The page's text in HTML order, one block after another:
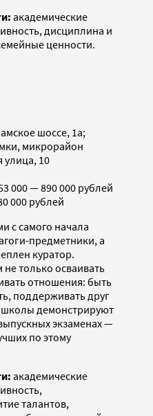
академические
дисциплина и
ценности.
шоссе, 1а;
микрорайон
улица, 10
000 — 890 000 рублей
000 рублей
с самого начала
предметники, а
куратор.
только осваивать
отношения: быть
поддерживать друг
школы демонстрируют
экзаменах —
по этому
академические
талантов,